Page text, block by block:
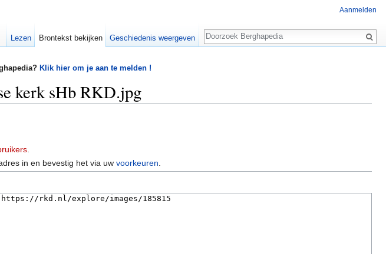
Klik hier om je aan te melden !
kerk sHb RKD.jpg
in en bevestig het via uwvoorkeuren
Aanmelden
Lezen Brontekst bekijken Geschiedenis weergeven
Zoeken